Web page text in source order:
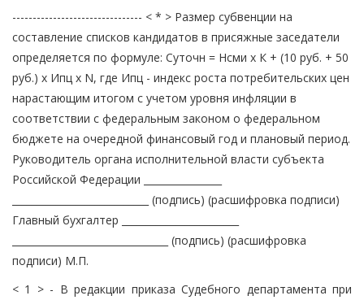
-------------------------------- < * > Размер субвенции на
составление списков кандидатов в присяжные заседатели
определяется по формуле: Суточн = Нсми x К + (10 руб. + 50
руб.) x Ипц x N, где Ипц - индекс роста потребительских цен
нарастающим итогом с учетом уровня инфляции в
соответствии с федеральным законом о федеральном
бюджете на очередной финансовый год и плановый период.
Руководитель органа исполнительной власти субъекта
Российской Федерации ________________
____________________________ (подпись) (расшифровка подписи)
Главный бухгалтер ________________________
________________________________ (подпись) (расшифровка
подписи) М.П.
< 1 > - В редакции приказа Судебного департамента при